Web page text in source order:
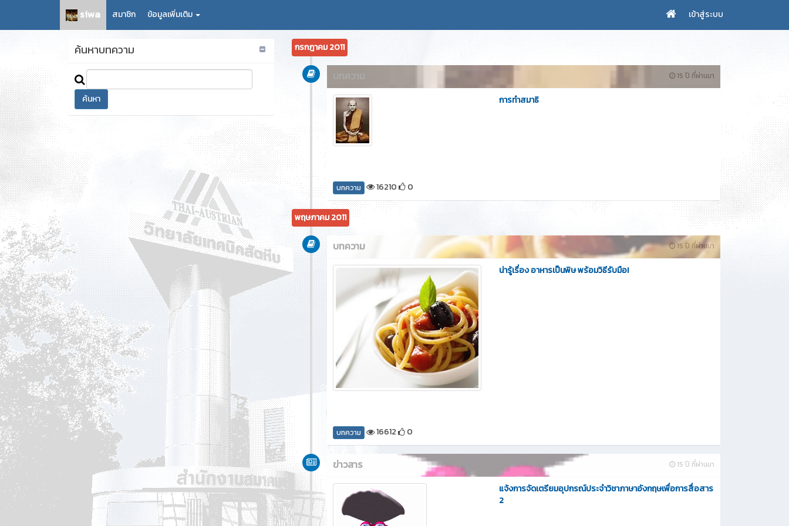
siwa สมาชิก ข้อมูลเพิ่มเติม เข้าสู่ระบบ
ค้นหาบทความ กรกฎาคม 2011
15 ปี ที่ผ่านมา
บทความ
การทำสมาธิ
บทความ 16210 0
พฤษภาคม 2011
15 ปี ที่ผ่านมา
บทความ
น่ารู้เรื่อง อาหารเป็นพิษ พร้อมวิธีรับมือ!
บทความ 16612 0
15 ปี ที่ผ่านมา
ข่าวสาร
แจ้งการจัดเตรียมอุปกรณ์ประจำวิชาภาษาอังกฤษเพื่อการสื่อสาร
2